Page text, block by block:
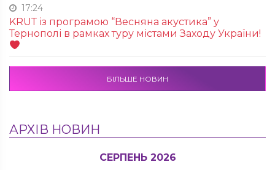
17:24
KRUТ із програмою “Весняна акустика” у
Тернополі в рамках туру містами Заходу України!
БІЛЬШЕ НОВИН
АРХІВ НОВИН
СЕРПЕНЬ 2026